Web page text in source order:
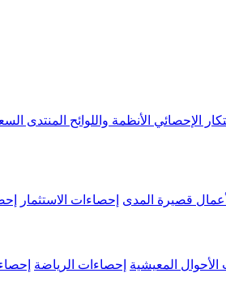
الإحصائي الأنظمة واللوائح المنتدى
قصيرة المدى إحصاءات الاستثمار
الأحوال المعيشية إحصاءات الرياضة